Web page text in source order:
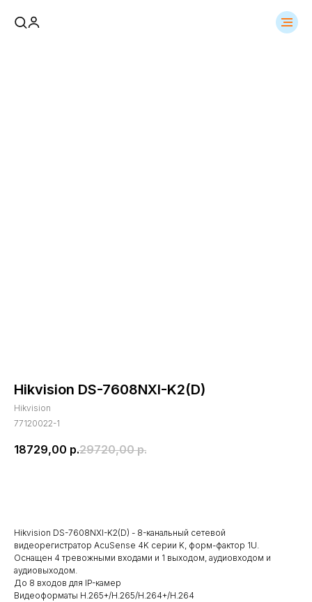
Hikvision DS-7608NXI-K2(D)
Hikvision
77120022-1
18729,00 р.29720,00 р.
Hikvision DS-7608NXI-K2(D) - 8-канальный сетевой
видеорегистратор AcuSense 4K серии K, форм-фактор 1U.
Оснащен 4 тревожными входами и 1 выходом, аудиовходом и
аудиовыходом.
До 8 входов для IP-камер
Видеоформаты H.265+/H.265/H.264+/H.264